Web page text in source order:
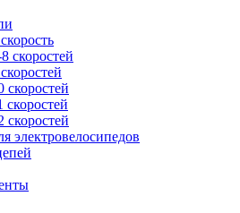
скоростей
скоростей
скоростей
электровелосипедов